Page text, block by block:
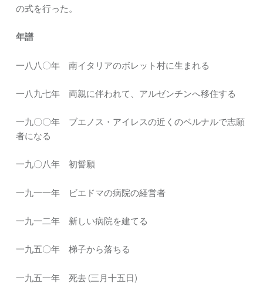
の式を行った。
年譜
一八八〇年 南イタリアのボレット村に生まれる
一八九七年 両親に伴われて、アルゼンチンへ移住する
一九〇〇年 ブエノス・アイレスの近くのベルナルで志願
者になる
一九〇八年 初誓願
一九一一年 ビエドマの病院の経営者
一九一二年 新しい病院を建てる
一九五〇年 梯子から落ちる
一九五一年 死去 (三月十五日)